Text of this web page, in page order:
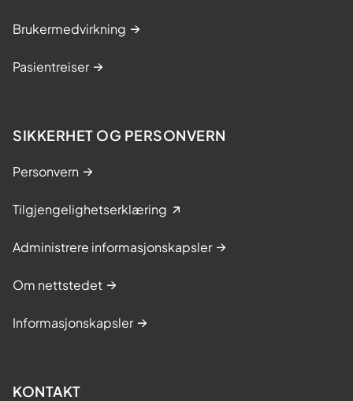
Brukermedvirkning
Pasientreiser
SIKKERHET OG PERSONVERN
Personvern
Tilgjengelighetserklæring
Administrere informasjonskapsler
Om nettstedet
Informasjonskapsler
KONTAKT